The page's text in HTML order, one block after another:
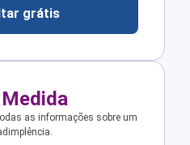
grátis
as informações sobre um